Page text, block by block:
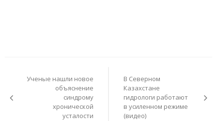
записямУченые нашли новое
объяснение
синдрому
хронической
усталости
В Северном
Казахстане
гидрологи работают
в усиленном режиме
(видео)